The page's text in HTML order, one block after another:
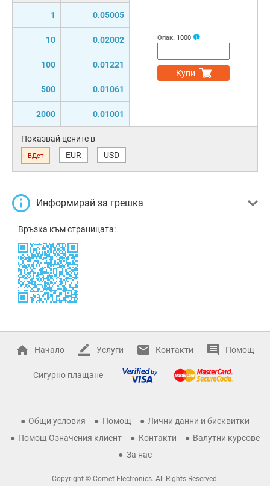
1 0.05005
10 0.02002
100 0.01221
500 0.01061
2000 0.01001
Опак. 1000
Купи
Показвай цените в
ВДст EUR USD
Информирай за грешка
Връзка към страницата:
Начало Услуги Контакти Помощ
Сигурно плащане
Общи условия Помощ
Лични данни и бисквитки
Помощ Означения клиент
Контакти
Валутни курсове
За нас
Copyright © Comet Electronics. All Rights Reserved.